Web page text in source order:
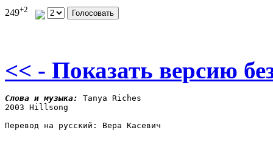
249+2
<< - Показать версию
Слова и музыка: Tanya Riches
2003 Hillsong
Перевод на русский: Вера Касевич